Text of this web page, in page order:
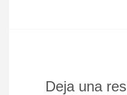
Deja una